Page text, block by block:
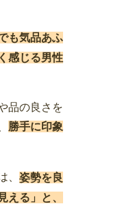
も気品あふ
感じる男性
品の良さを
勝手に印象
、 姿勢を良
える」と、